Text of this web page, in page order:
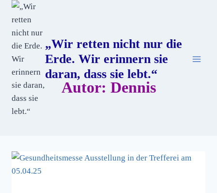
Zum
Inhalt
springen
„Wir retten nicht nur die
Erde. Wir erinnern sie
daran, dass sie lebt.“
Autor: Dennis